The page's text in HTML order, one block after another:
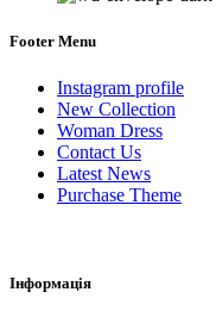
Footer Menu
Instagram profile
New Collection
Woman Dress
Contact Us
Latest News
Purchase Theme
Інформація